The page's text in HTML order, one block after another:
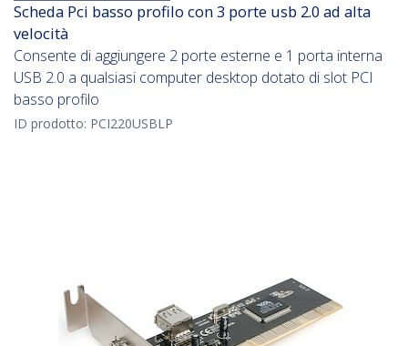
Scheda Pci basso profilo con 3 porte usb 2.0 ad alta
velocità
Consente di aggiungere 2 porte esterne e 1 porta interna
USB 2.0 a qualsiasi computer desktop dotato di slot PCI
basso profilo
ID prodotto: PCI220USBLP